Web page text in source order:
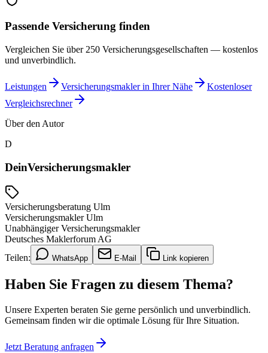
Passende Versicherung finden
Vergleichen Sie über 250 Versicherungsgesellschaften — kostenlos
und unverbindlich.
Leistungen Versicherungsmakler in Ihrer Nähe
Kostenloser
Vergleichsrechner
Über den Autor
D
DeinVersicherungsmakler
Versicherungsberatung Ulm
Versicherungsmakler Ulm
Unabhängiger Versicherungsmakler
Deutsches Maklerforum AG
Teilen:
WhatsApp E-Mail Link kopieren
Haben Sie Fragen zu diesem Thema?
Unsere Experten beraten Sie gerne persönlich und unverbindlich.
Gemeinsam finden wir die optimale Lösung für Ihre Situation.
Jetzt Beratung anfragen